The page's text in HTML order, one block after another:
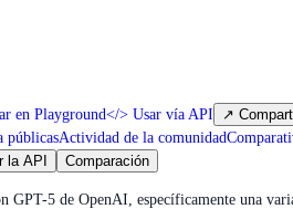
en Playground</> Usar vía API ↗
públicasActividad de la comunidad
la API Comparación
5 de OpenAI, específicamente una